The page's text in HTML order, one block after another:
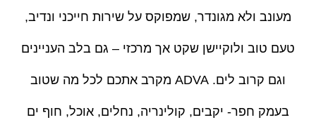
מעונב ולא מגונדר, שמפוקס על שירות חייכני ונדיב,
טעם טוב ולוקיישן שקט אך מרכזי – גם בלב העניינים
וגם קרוב לים. ADVA מקרב אתכם לכל מה שטוב
בעמק חפר- יקבים, קולינריה, נחלים, אוכל, חוף ים